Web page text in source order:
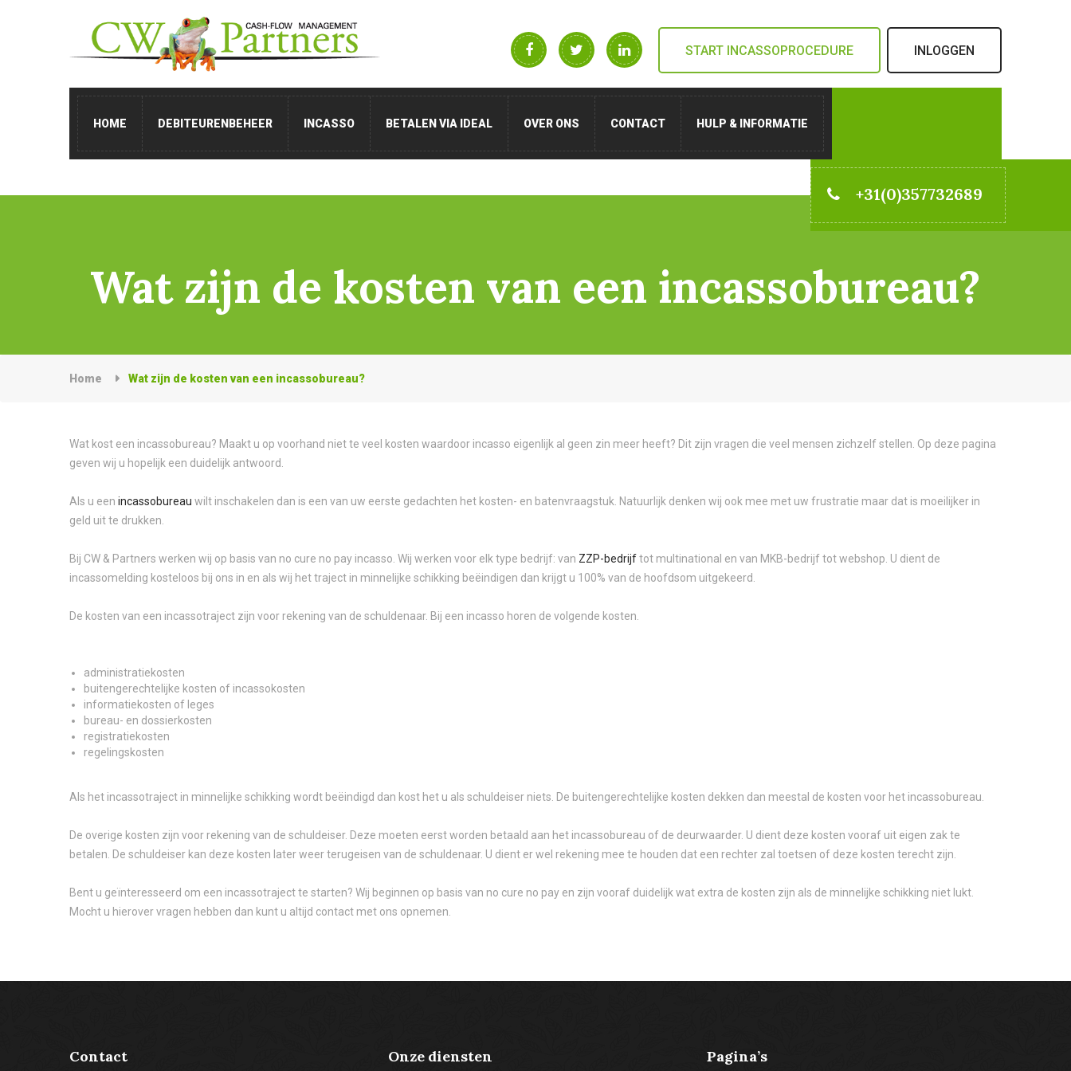
START INCASSOPROCEDURE INLOGGEN
HOME DEBITEURENBEHEER INCASSO BETALEN VIA IDEAL OVER ONS CONTACT HULP & INFORMATIE
+31(0)357732689
Wat zijn de kosten van een incassobureau?
Home Wat zijn de kosten van een incassobureau?
Wat kost een incassobureau? Maakt u op voorhand niet te veel kosten waardoor incasso eigenlijk al geen zin meer heeft? Dit zijn vragen die veel mensen zichzelf stellen. Op deze pagina
geven wij u hopelijk een duidelijk antwoord.
Als u een incassobureau wilt inschakelen dan is een van uw eerste gedachten het kosten- en batenvraagstuk. Natuurlijk denken wij ook mee met uw frustratie maar dat is moeilijker in
geld uit te drukken.
Bij CW & Partners werken wij op basis van no cure no pay incasso. Wij werken voor elk type bedrijf: van ZZP-bedrijftot multinational en van MKB-bedrijf tot webshop. U dient de
incassomelding kosteloos bij ons in en als wij het traject in minnelijke schikking beëindigen dan krijgt u 100% van de hoofdsom uitgekeerd.
De kosten van een incassotraject zijn voor rekening van de schuldenaar. Bij een incasso horen de volgende kosten.
administratiekosten
buitengerechtelijke kosten of incassokosten
informatiekosten of leges
bureau- en dossierkosten
registratiekosten
regelingskosten
Als het incassotraject in minnelijke schikking wordt beëindigd dan kost het u als schuldeiser niets. De buitengerechtelijke kosten dekken dan meestal de kosten voor het incassobureau.
De overige kosten zijn voor rekening van de schuldeiser. Deze moeten eerst worden betaald aan het incassobureau of de deurwaarder. U dient deze kosten vooraf uit eigen zak te
betalen. De schuldeiser kan deze kosten later weer terugeisen van de schuldenaar. U dient er wel rekening mee te houden dat een rechter zal toetsen of deze kosten terecht zijn.
Bent u geïnteresseerd om een incassotraject te starten? Wij beginnen op basis van no cure no pay en zijn vooraf duidelijk wat extra de kosten zijn als de minnelijke schikking niet lukt.
Mocht u hierover vragen hebben dan kunt u altijd contact met ons opnemen.
Contact Onze diensten Pagina’s